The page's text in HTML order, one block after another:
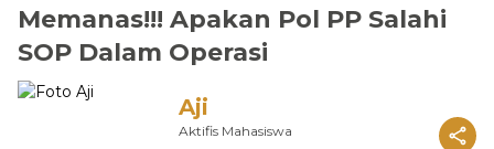
Memanas!!! Apakan Pol PP Salahi
SOP Dalam Operasi
Aji
Aktifis Mahasiswa